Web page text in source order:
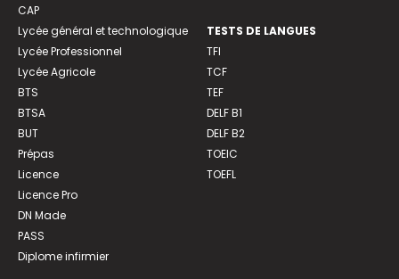
CAP
Lycée général et technologique
Lycée Professionnel
Lycée Agricole
BTS
BTSA
BUT
Prépas
Licence
Licence Pro
DN Made
PASS
Diplome infirmier
TESTS DE LANGUES
TFI
TCF
TEF
DELF B1
DELF B2
TOEIC
TOEFL